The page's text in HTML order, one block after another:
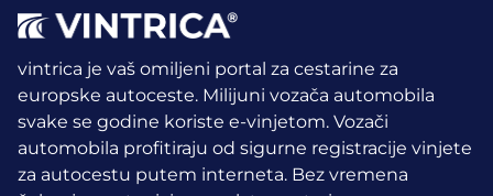
vintrica je vaš omiljeni portal za cestarine za
europske autoceste. Milijuni vozača automobila
svake se godine koriste e-vinjetom. Vozači
automobila profitiraju od sigurne registracije vinjete
za autocestu putem interneta. Bez vremena